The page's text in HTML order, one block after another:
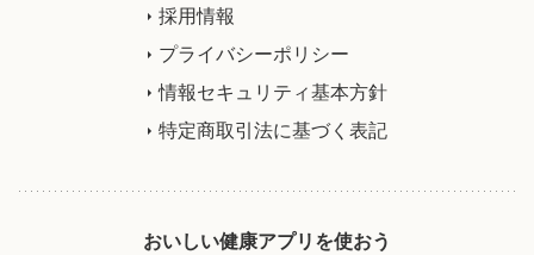
採用情報
プライバシーポリシー
情報セキュリティ基本方針
特定商取引法に基づく表記
おいしい健康アプリを使おう